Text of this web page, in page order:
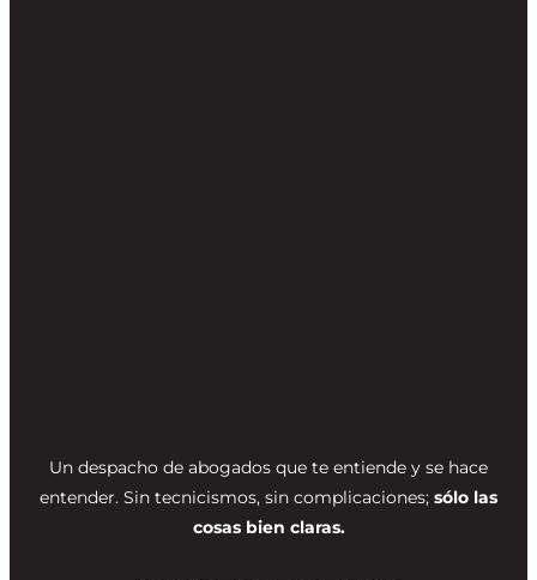
Un despacho de abogados que te entiende y se hace
entender. Sin tecnicismos, sin complicaciones; sólo las
cosas bien claras.